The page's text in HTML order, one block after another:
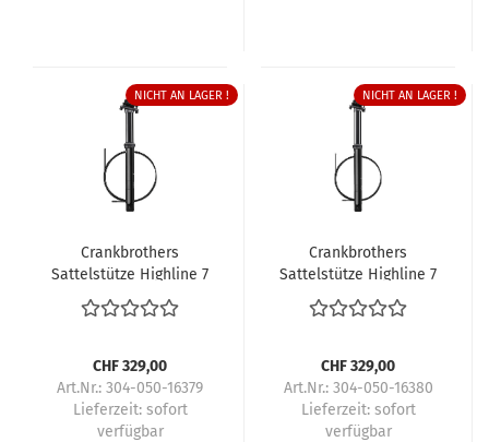
NICHT AN LAGER !
Crankbrothers
Sattelstütze Highline 7
CHF 329,00
Art.Nr.: 304-050-16379
Lieferzeit: sofort
verfügbar
NICHT AN LAGER !
Crankbrothers
Sattelstütze Highline 7
CHF 329,00
Art.Nr.: 304-050-16380
Lieferzeit: sofort
verfügbar